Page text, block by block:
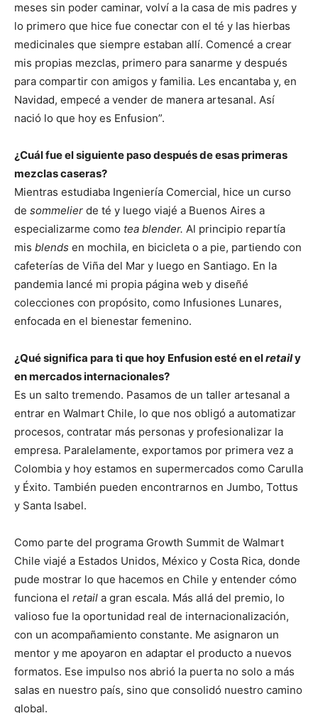
meses sin poder caminar, volví a la casa de mis padres y
lo primero que hice fue conectar con el té y las hierbas
medicinales que siempre estaban allí. Comencé a crear
mis propias mezclas, primero para sanarme y después
para compartir con amigos y familia. Les encantaba y, en
Navidad, empecé a vender de manera artesanal. Así
nació lo que hoy es Enfusion”.
¿Cuál fue el siguiente paso después de esas primeras
mezclas caseras?
Mientras estudiaba Ingeniería Comercial, hice un curso
de sommelier de té y luego viajé a Buenos Aires a
especializarme como tea blender. Al principio repartía
mis blends en mochila, en bicicleta o a pie, partiendo con
cafeterías de Viña del Mar y luego en Santiago. En la
pandemia lancé mi propia página web y diseñé
colecciones con propósito, como Infusiones Lunares,
enfocada en el bienestar femenino.
¿Qué significa para ti que hoy Enfusion esté en elretaily
en mercados internacionales?
Es un salto tremendo. Pasamos de un taller artesanal a
entrar en Walmart Chile, lo que nos obligó a automatizar
procesos, contratar más personas y profesionalizar la
empresa. Paralelamente, exportamos por primera vez a
Colombia y hoy estamos en supermercados como Carulla
y Éxito. También pueden encontrarnos en Jumbo, Tottus
y Santa Isabel.
Como parte del programa Growth Summit de Walmart
Chile viajé a Estados Unidos, México y Costa Rica, donde
pude mostrar lo que hacemos en Chile y entender cómo
funciona el retail a gran escala. Más allá del premio, lo
valioso fue la oportunidad real de internacionalización,
con un acompañamiento constante. Me asignaron un
mentor y me apoyaron en adaptar el producto a nuevos
formatos. Ese impulso nos abrió la puerta no solo a más
salas en nuestro país, sino que consolidó nuestro camino
global.